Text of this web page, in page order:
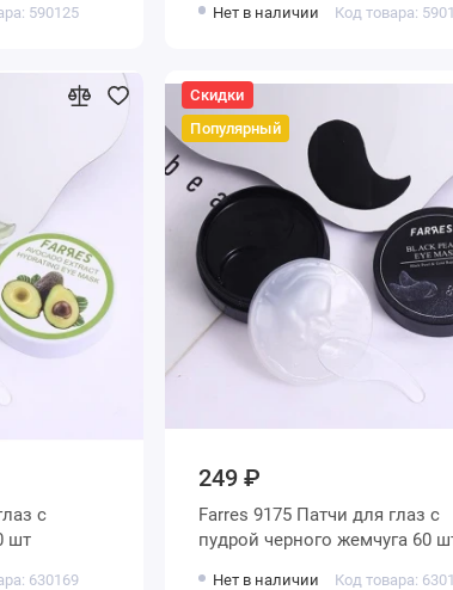
590125 Нет в наличии Код товара:
с
шт
630169
Скидки
Популярный
249 ₽
Farres 9175 Патчи для глаз с
пудрой черного жемчуга 60
Нет в наличии Код товара: